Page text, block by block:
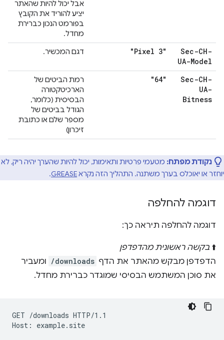
אבל יכול להיות שהאתר
יציע להוריד את הקובץ
בפורמט הנכון כברירת
מחדל.
Sec-CH-
UA-Model
"Pixel 3" דגם המכשיר.
Sec-CH-
UA-
Bitness
"64"
רמת הביטים של
הארכיטקטורה
הבסיסית (כלומר,
הגודל בביטים של
מספר שלם או כתובת
זיכרון)
נקודת מפתח: מטעמי פרטיות ותאימות, יכול להיות שהערך יהיה ריק, לא
יוחזר או יאוכלס בערך משתנה. התהליך הזה נקראGREASE
.
דוגמה להחלפה
דוגמה להחלפה תיראה כך:
⬆️ בקשה ראשונית מהדפדפן
הדפדפן מבקש מהאתר את הדף /downloads ומעביר
את סוכן המשתמש הבסיסי שמוגדר כברירת מחדל.
GET /downloads HTTP/1.1
Host: example.site